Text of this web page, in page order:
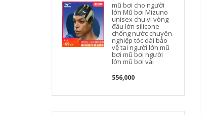
mũ bơi cho người
lớn Mũ bơi Mizuno
unisex chu vi vòng
đầu lớn silicone
chống nước chuyên
nghiệp tóc dài bảo
vệ tai người lớn mũ
bơi mũ bơi người
lớn mũ bơi vải
556,000